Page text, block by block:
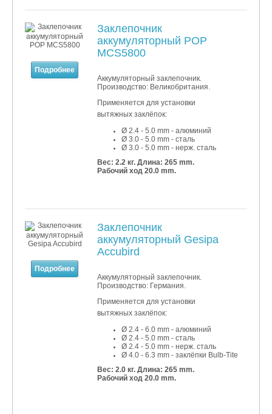
Подробнее
Заклепочник
аккумуляторный POP
MCS5800
Аккумуляторный заклепочник.
Производство: Великобритания.
Применяется для установки
вытяжных заклёпок:
Ø 2.4 - 5.0 mm - алюминий
Ø 3.0 - 5.0 mm - сталь
Ø 3.0- 5.0 mm - нерж. сталь
Вес: 2.2 кг. Длина: 265 mm.
Рабочий ход 20.0 mm.
Подробнее
Заклепочник
аккумуляторный Gesipa
Accubird
Аккумуляторный заклепочник.
Производство: Германия.
Применяется для установки
вытяжных заклёпок:
Ø 2.4 - 6.0 mm - алюминий
Ø 2.4 - 5.0 mm - сталь
Ø 2.4 - 5.0 mm - нерж. сталь
Ø 4.0 - 6.3 mm - заклёпки Bulb-Tite
Вес: 2.0 кг. Длина: 265 mm.
Рабочий ход 20.0 mm.